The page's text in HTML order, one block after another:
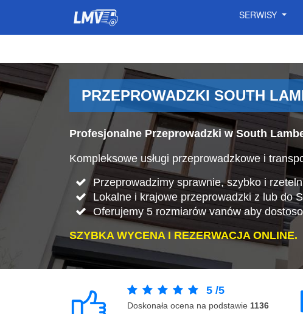
SERWISY
PRZEPROWADZKI SOUTH
Profesjonalne Przeprowadzki w South
Kompleksowe usługi przeprowadzkowe i
Przeprowadzimy sprawnie, szybko i
Lokalne i krajowe przeprowadzki z lub do
Oferujemy 5 rozmiarów vanów aby
SZYBKA WYCENA I REZERWACJA ONLINE.
5 /5
Doskonała ocena na podstawie 1136